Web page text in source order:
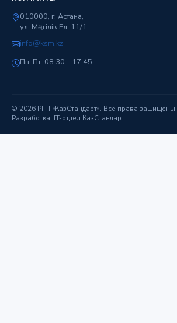
010000, г. Астана,
ул. Мәңгілік Ел, 11/1
info@ksm.kz
Пн–Пт: 08:30 – 17:45
© 2026 РГП «КазСтандарт». Все права защищены.
Разработка: IT-отдел КазСтандарт